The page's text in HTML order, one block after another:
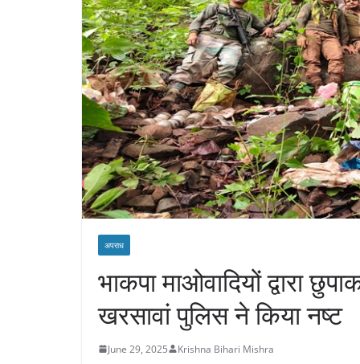
अपराध
भाकपा माओवादियों द्वारा
खरसावां पुलिस ने किया नष्ट
June 29, 2025 Krishna Bihari Mishra